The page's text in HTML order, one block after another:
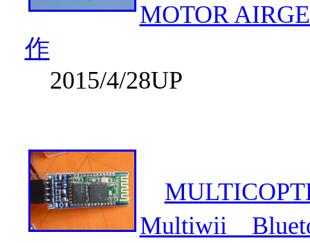
MOTOR
作
2015/4/28UP
Multiwii